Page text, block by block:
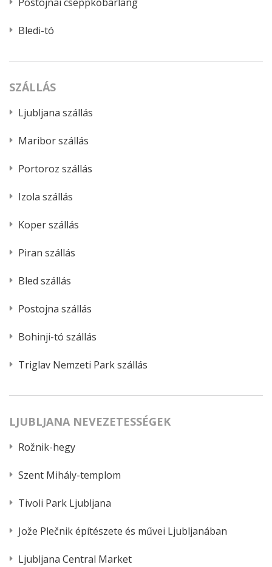
Bledi-tó
SZÁLLÁS
Ljubljana szállás
Maribor szállás
Portoroz szállás
Izola szállás
Koper szállás
Piran szállás
Bled szállás
Postojna szállás
Bohinji-tó szállás
Triglav Nemzeti Park szállás
LJUBLJANA NEVEZETESSÉGEK
Rožnik-hegy
Szent Mihály-templom
Tivoli Park Ljubljana
Jože Plečnik építészete és művei Ljubljanában
Ljubljana Central Market